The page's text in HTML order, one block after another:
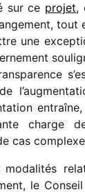
sur ce projet,
tout
une
charge
cas
moda­li­tés
le